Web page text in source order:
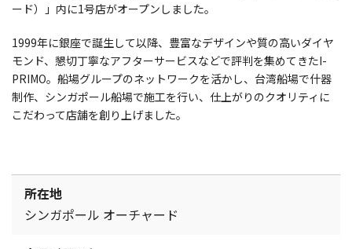
ード）」内に1号店がオープンしました。
1999年に銀座で誕生して以降、豊富なデザインや質の高いダイヤ
モンド、懇切丁寧なアフターサービスなどで評判を集めてきたI-
PRIMO。船場グループのネットワークを活かし、台湾船場で什器
制作、シンガポール船場で施工を行い、仕上がりのクオリティに
こだわって店舗を創り上げました。
所在地
シンガポール オーチャード